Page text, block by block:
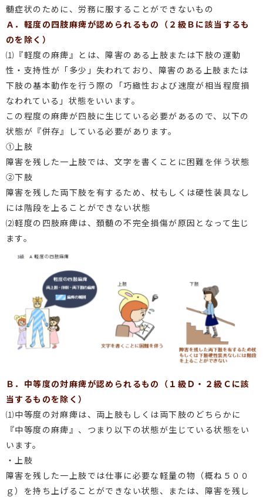
髄症状のために、労務に服することができないもの
Ａ．軽度の四肢麻痺が認められるもの（２級Ｂに該当するも
のを除く）
⑴『軽度の麻痺』とは、障害のある上肢または下肢の運動
性・支持性が「多少」失われており、障害のある上肢または
下肢の基本動作を行う際の「巧緻性および速度が相当程度損
なわれている」状態をいいます。
この程度の麻痺が四肢に生じている必要があるので、以下の
状態が『併存』している必要があります。
①上肢
障害を残した一上肢では、文字を書くことに困難を伴う状態
②下肢
障害を残した両下肢を有するため、杖もしくは硬性装具なし
には階段を上ることができない状態
⑵軽度の四肢麻痺は、頚髄の不完全損傷が原因となって生じ
ます。
Ｂ．中等度の対麻痺が認められるもの（１級Ｄ・２級Ｃに該
当するものを除く）
⑴中等度の対麻痺は、両上肢もしくは両下肢のどちらかに
『中等度の麻痺』、つまり以下の状態が生じている状態をい
います。
・上肢
障害を残した一上肢では仕事に必要な軽量の物（概ね５００
ｇ）を持ち上げることができない状態、または、障害を残し